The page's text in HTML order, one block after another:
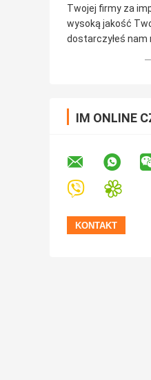
Twojej firmy za
wysoką jakość
dostarczyłeś nam
IM ONLINE